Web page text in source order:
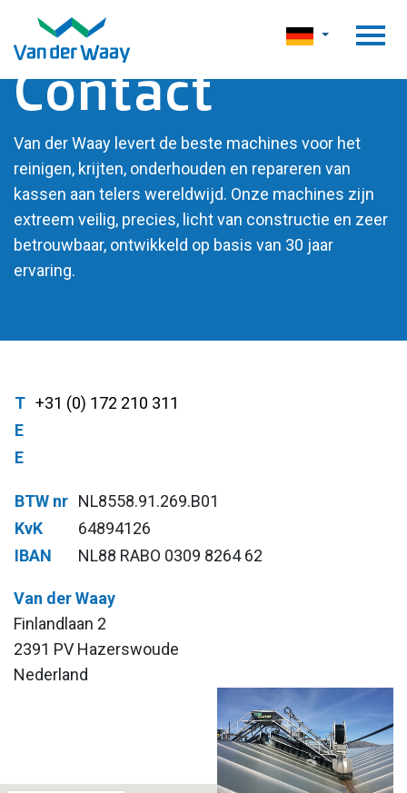
Contact
Van der Waay levert de beste machines voor het
reinigen, krijten, onderhouden en repareren van
kassen aan telers wereldwijd. Onze machines zijn
extreem veilig, precies, licht van constructie en zeer
betrouwbaar, ontwikkeld op basis van 30 jaar
ervaring.
T +31 (0) 172 210 311
E
E
BTW nr NL8558.91.269.B01
KvK
64894126
IBAN
NL88 RABO 0309 8264 62
Van der Waay
Finlandlaan 2
2391 PV Hazerswoude
Nederland